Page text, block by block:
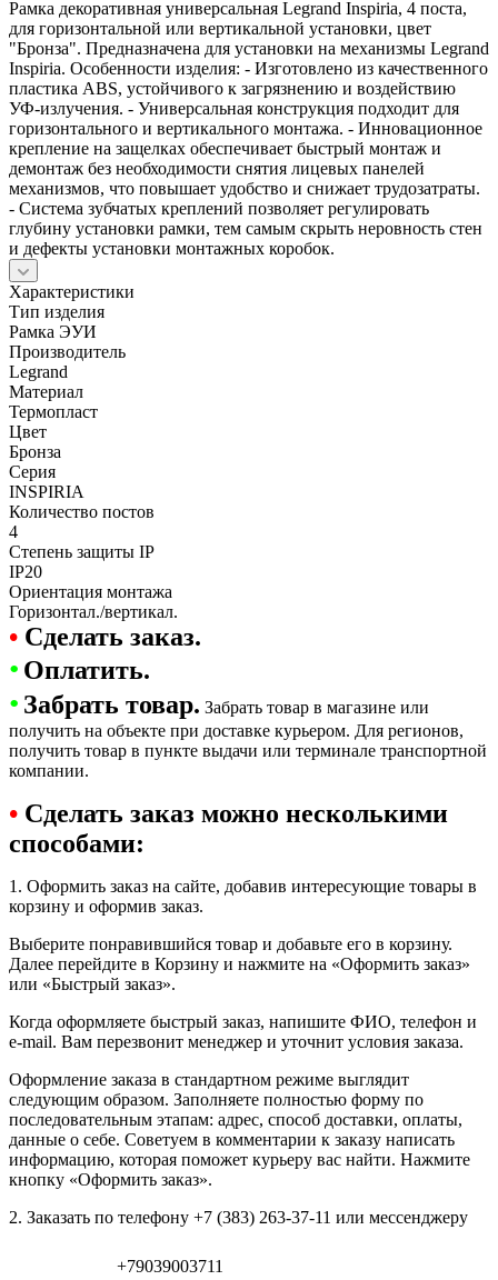
Рамка декоративная универсальная Legrand Inspiria, 4 поста,
для горизонтальной или вертикальной установки, цвет
"Бронза". Предназначена для установки на механизмы Legrand
Inspiria. Особенности изделия: - Изготовлено из качественного
пластика ABS, устойчивого к загрязнению и воздействию
УФ-излучения. - Универсальная конструкция подходит для
горизонтального и вертикального монтажа. - Инновационное
крепление на защелках обеспечивает быстрый монтаж и
демонтаж без необходимости снятия лицевых панелей
механизмов, что повышает удобство и снижает трудозатраты.
- Система зубчатых креплений позволяет регулировать
глубину установки рамки, тем самым скрыть неровность стен
и дефекты установки монтажных коробок.
Характеристики
Тип изделия
Рамка ЭУИ
Производитель
Legrand
Материал
Термопласт
Цвет
Бронза
Серия
INSPIRIA
Количество постов
4
Степень защиты IP
IP20
Ориентация монтажа
Горизонтал./вертикал.
• Сделать заказ.
• Оплатить.
• Забрать товар. Забрать товар в магазине или
получить на объекте при доставке курьером. Для регионов,
получить товар в пункте выдачи или терминале транспортной
компании.
• Сделать заказ можно несколькими
способами:
1. Оформить заказ на сайте, добавив интересующие товары в
корзину и оформив заказ.
Выберите понравившийся товар и добавьте его в корзину.
Далее перейдите в Корзину и нажмите на «Оформить заказ»
или «Быстрый заказ».
Когда оформляете быстрый заказ, напишите ФИО, телефон и
e-mail. Вам перезвонит менеджер и уточнит условия заказа.
Оформление заказа в стандартном режиме выглядит
следующим образом. Заполняете полностью форму по
последовательным этапам: адрес, способ доставки, оплаты,
данные о себе. Советуем в комментарии к заказу написать
информацию, которая поможет курьеру вас найти. Нажмите
кнопку «Оформить заказ».
2. Заказать по телефону +7 (383) 263-37-11 или мессенджеру
+79039003711